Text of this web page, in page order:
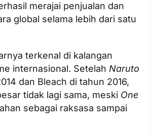
merajai penjualan dan
global selama lebih dari satu
terkenal di kalangan
internasional. Setelah Naruto
dan Bleach di tahun 2016,
tidak lagi sama, meski One
sebagai raksasa sampai